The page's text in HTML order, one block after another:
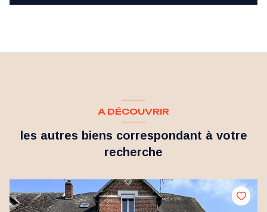
A DÉCOUVRIR
les autres biens correspondant à votre
recherche